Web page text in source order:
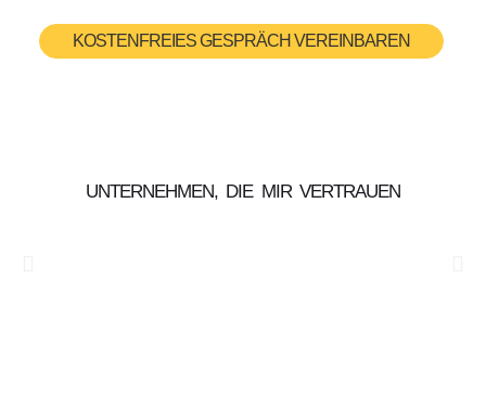
KOSTENFREIES GESPRÄCH VEREINBAREN
UNTERNEHMEN, DIE MIR VERTRAUEN